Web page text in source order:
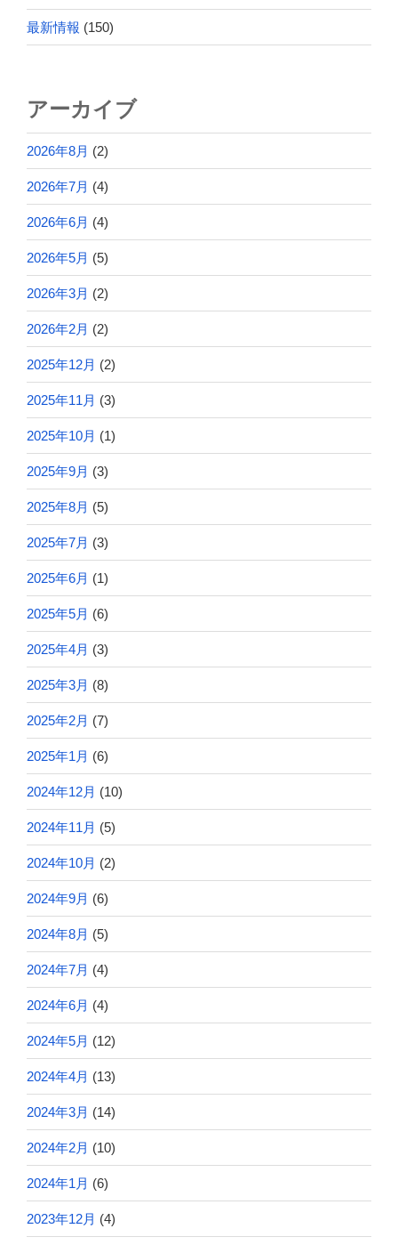
最新情報 (150)
アーカイブ
2026年8月 (2)
2026年7月 (4)
2026年6月 (4)
2026年5月 (5)
2026年3月 (2)
2026年2月 (2)
2025年12月 (2)
2025年11月 (3)
2025年10月 (1)
2025年9月 (3)
2025年8月 (5)
2025年7月 (3)
2025年6月 (1)
2025年5月 (6)
2025年4月 (3)
2025年3月 (8)
2025年2月 (7)
2025年1月 (6)
2024年12月 (10)
2024年11月 (5)
2024年10月 (2)
2024年9月 (6)
2024年8月 (5)
2024年7月 (4)
2024年6月 (4)
2024年5月 (12)
2024年4月 (13)
2024年3月 (14)
2024年2月 (10)
2024年1月 (6)
2023年12月 (4)